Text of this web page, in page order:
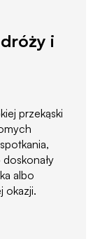
i
przekąski
albo
okazji.